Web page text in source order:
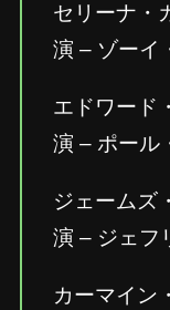
セリーナ・
演 – ゾーイ
エドワード
演 – ポール
ジェームズ
演 – ジェフ
カーマイン